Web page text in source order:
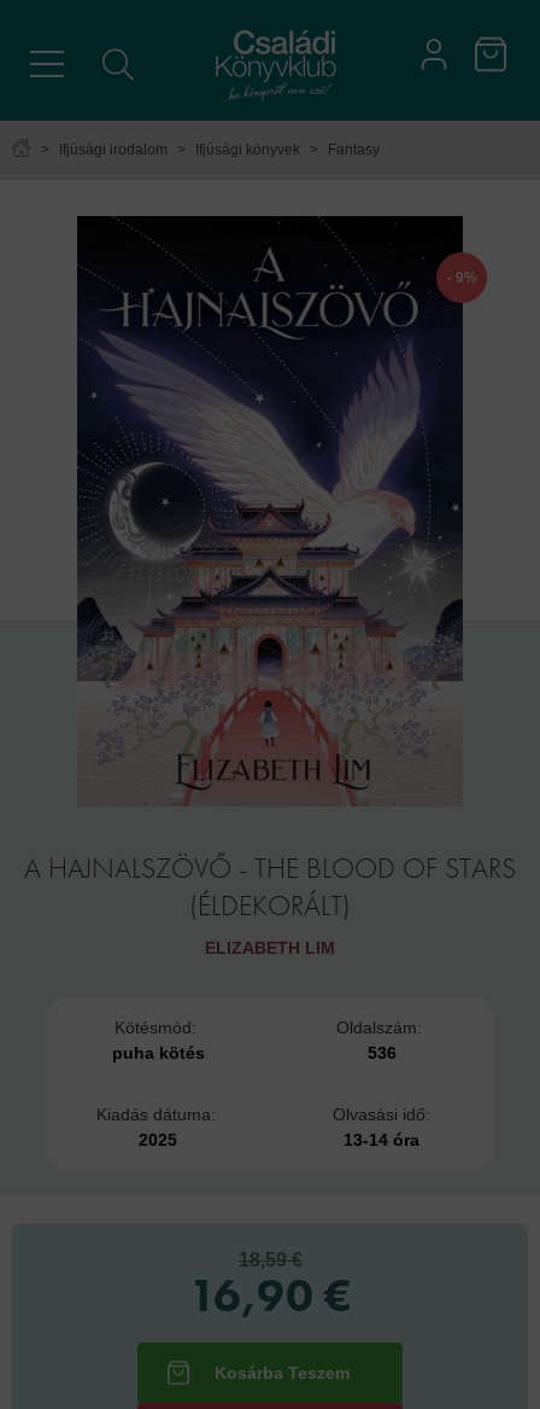
> Ifjúsági irodalom > Ifjúsági könyvek > Fantasy
- 9%
A HAJNALSZÖVŐ - THE BLOOD OF STARS
(ÉLDEKORÁLT)
ELIZABETH LIM
Kötésmód:
puha kötés
Oldalszám:
536
Kiadás dátuma:
2025
Olvasási idő:
13-14 óra
18,59 €
16,90 €